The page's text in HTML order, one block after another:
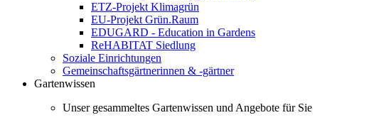
ETZ-Projekt Klimagrün
EU-Projekt Grün.Raum
EDUGARD - Education in Gardens
ReHABITAT Siedlung
Soziale Einrichtungen
Gemeinschaftsgärtnerinnen & -gärtner
Gartenwissen
Unser gesammeltes Gartenwissen und Angebote für Sie